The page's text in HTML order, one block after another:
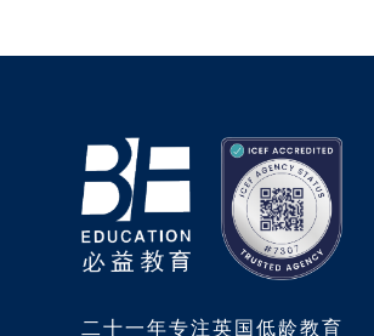
二十一年专注英国低龄教育